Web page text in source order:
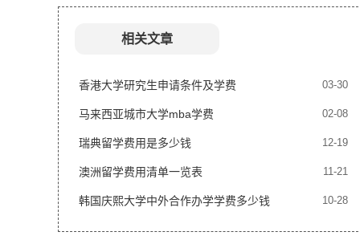
相关文章
香港大学研究生申请条件及学费 03-30
马来西亚城市大学mba学费 02-08
瑞典留学费用是多少钱 12-19
澳洲留学费用清单一览表 11-21
韩国庆熙大学中外合作办学学费多少钱 10-28